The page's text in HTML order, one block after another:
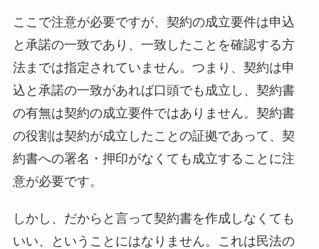
ここで注意が必要ですが、契約の成立要件は申込
と承諾の一致であり、一致したことを確認する方
法までは指定されていません。つまり、契約は申
込と承諾の一致があれば口頭でも成立し、契約書
の有無は契約の成立要件ではありません。契約書
の役割は契約が成立したことの証拠であって、契
約書への署名・押印がなくても成立することに注
意が必要です。
しかし、だからと言って契約書を作成しなくても
いい、ということにはなりません。これは民法の